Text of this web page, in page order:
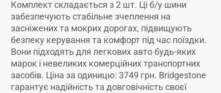
Комплект складається з 2 шт. Ці б/у шини
забезпечують стабільне зчеплення на
засніжених та мокрих дорогах, підвищують
безпеку керування та комфорт під час поїздки.
Вони підходять для легкових авто будь-яких
марок і невеликих комерційних транспортних
засобів. Ціна за одиницю: 3749 грн. Bridgestone
гарантує надійність та довговічність своєї